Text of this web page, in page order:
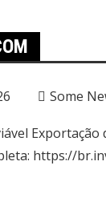
Some
Exportação
https://